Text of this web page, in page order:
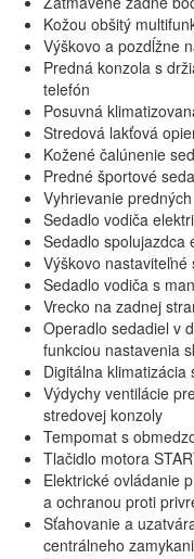
Kožou obšitý
Výškovo a pozdĺžne
Predná konzola s
telefón
Posuvná
Stredová lakťová
Kožené čalúnenie
Predné športové
Vyhrievanie
Sedadlo vodiča
Sedadlo spolujazdca
Výškovo nastaviteľné
Sedadlo vodiča s
Vrecko na zadnej
Operadlo sedadiel v
funkciou nastavenia
Digitálna klimatizácia
Výdychy ventilácie
stredovej konzoly
Tempomat s
Tlačidlo motora
Elektrické ovládanie
a ochranou proti
Sťahovanie a
centrálneho